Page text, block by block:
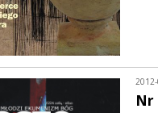
Nr